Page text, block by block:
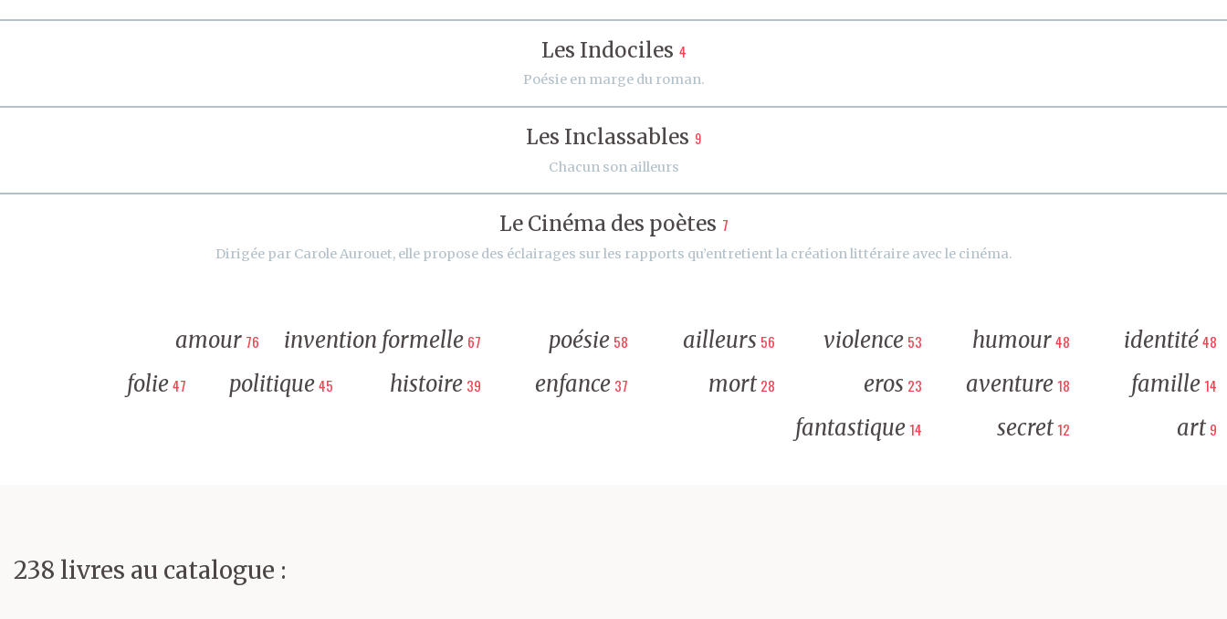
Les Indociles 4
Poésie en marge du roman.
Les Inclassables 9
Chacun son ailleurs
Le Cinéma des poètes 7
Dirigée par Carole Aurouet, elle propose des éclairages sur les rapports qu’entretient la création littéraire avec le cinéma.
amour 76 invention formelle 67 poésie 58 ailleurs 56 violence 53 humour48 identité48
folie47 politique 45 histoire 39 enfance 37 mort 28 eros 23 aventure 18 famille 14
fantastique 14 secret 12 art 9
238 livres au catalogue :